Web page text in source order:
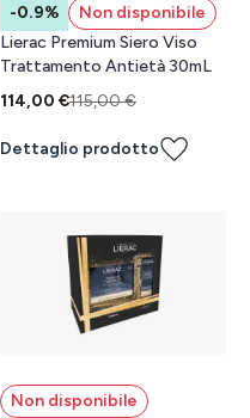
-0.9%
Non disponibile
Lierac Premium Siero Viso
Trattamento Antietà 30mL
114,00 €115,00 €
Dettaglio prodotto
Non disponibile